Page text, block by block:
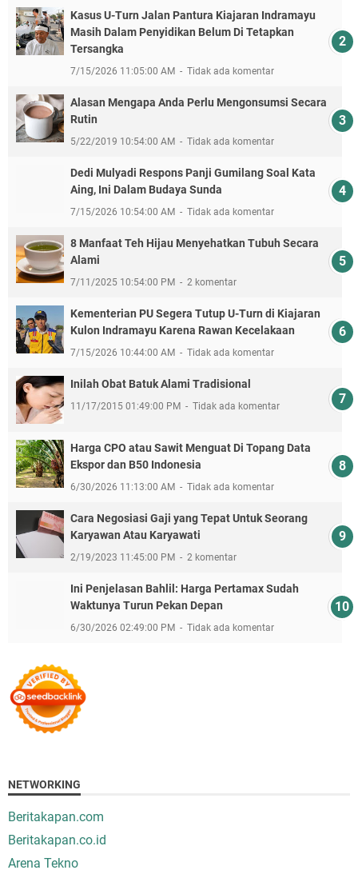
Kasus U-Turn Jalan Pantura Kiajaran Indramayu
Masih Dalam Penyidikan Belum Di Tetapkan
Tersangka
7/15/2026 11:05:00 AM Tidak ada komentar
Alasan Mengapa Anda Perlu Mengonsumsi Secara
Rutin
5/22/2019 10:54:00 AM Tidak ada komentar
Dedi Mulyadi Respons Panji Gumilang Soal Kata
Aing, Ini Dalam Budaya Sunda
7/15/2026 10:54:00 AM Tidak ada komentar
8 Manfaat Teh Hijau Menyehatkan Tubuh Secara
Alami
7/11/2025 10:54:00 PM 2 komentar
Kementerian PU Segera Tutup U-Turn di Kiajaran
Kulon Indramayu Karena Rawan Kecelakaan
7/15/2026 10:44:00 AM Tidak ada komentar
Inilah Obat Batuk Alami Tradisional
11/17/2015 01:49:00 PM Tidak ada komentar
Harga CPO atau Sawit Menguat Di Topang Data
Ekspor dan B50 Indonesia
6/30/2026 11:13:00 AM Tidak ada komentar
Cara Negosiasi Gaji yang Tepat Untuk Seorang
Karyawan Atau Karyawati
2/19/2023 11:45:00 PM 2 komentar
Ini Penjelasan Bahlil: Harga Pertamax Sudah
Waktunya Turun Pekan Depan
6/30/2026 02:49:00 PM Tidak ada komentar
NETWORKING
Beritakapan.com
Beritakapan.co.id
Arena Tekno